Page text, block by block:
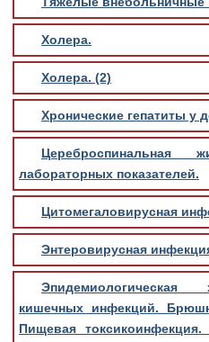
Холера.
Холера. (2)
Хронические гепатиты у
Цереброспинальная
лабораторных показателей.
Цитомегаловирусная
Энтеровирусная
Эпидемиологическая
кишечных инфекций.
Пищевая